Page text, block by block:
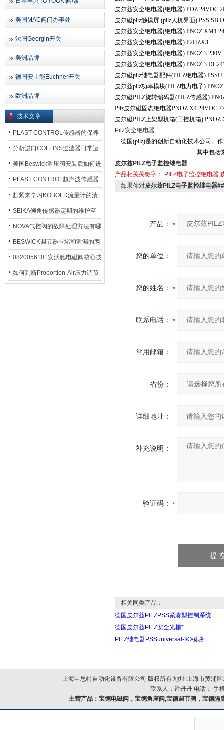
美国MAC阀门办事处
法国Georgin开关
美洲品牌
德国安士能Euchner开关
欧洲品牌
技术文章
PLAST CONTROL传感器的保养
方法
分析进口COLLINS过滤器日常运
行排污步骤
美国Beswick泄压阀安装后如何进
行调试?
PLAST CONTROL超声波传感器
工作原理了解吗？
赶紧来学习KOBOLD流量计的清
洗流程吧
SEIKA倾角传感器定期的维护至
关重要
NOVA气控阀的故障处理方法有哪
些？
BESWICK调节器卡堵和泄漏的两
大问题解决措施
0820056101安沃驰电磁阀核心技
术参数
如何判断Proportion-Air压力调节
皮尔兹安全继电器(继电器) PDZ 24VDC
皮尔磁pilz触摸屏 (pilz人机界面) PSS SB
皮尔兹安全继电器(继电器) PNOZ XM1
皮尔兹安全继电器(继电器) P2HZX3
皮尔兹安全继电器(继电器) PNOZ 3 230V
皮尔兹安全继电器(继电器) PNOZ 3
皮尔磁pilz继电器配件(PILZ继电器)
皮尔兹pilz功率模块(PILZ电力电子)
皮尔磁PILZ旋转编码器(PILZ传感器)
Pilz皮尔磁固态继电器PNOZ X4 24VDC
皮尔磁PILZ上架型机箱(工控机箱) PNOZ
Pilz安全继电器
德国(pilz)是的创新自动化技术公司。
其中包括
皮尔兹PILZ电子监控继电器
产品相关关键字：
PILZ电子监控继电器
如果你对皮尔兹PILZ电子监控继电器
产品：
您的单位：
您的姓名：
联系电话：
常用邮箱：
省份：
详细地址：
补充说明：
验证码：
相关同类产品：
德国皮尔兹PILZPSS紧凑型控制系统
德国皮尔兹PILZ安全光栅*
PILZ继电器PSSuniversal-I/O模块
上海申思特自动化设备有限公司 版权所有 地址:上海市黄浦
联系人：许丹丹 电话： 手
主营产品：宝德电磁阀，宝德角座阀,宝德调节阀，宝德